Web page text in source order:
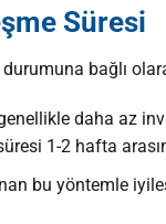
Süresi
bağlı
daha az
1-2 hafta
bu yöntemle